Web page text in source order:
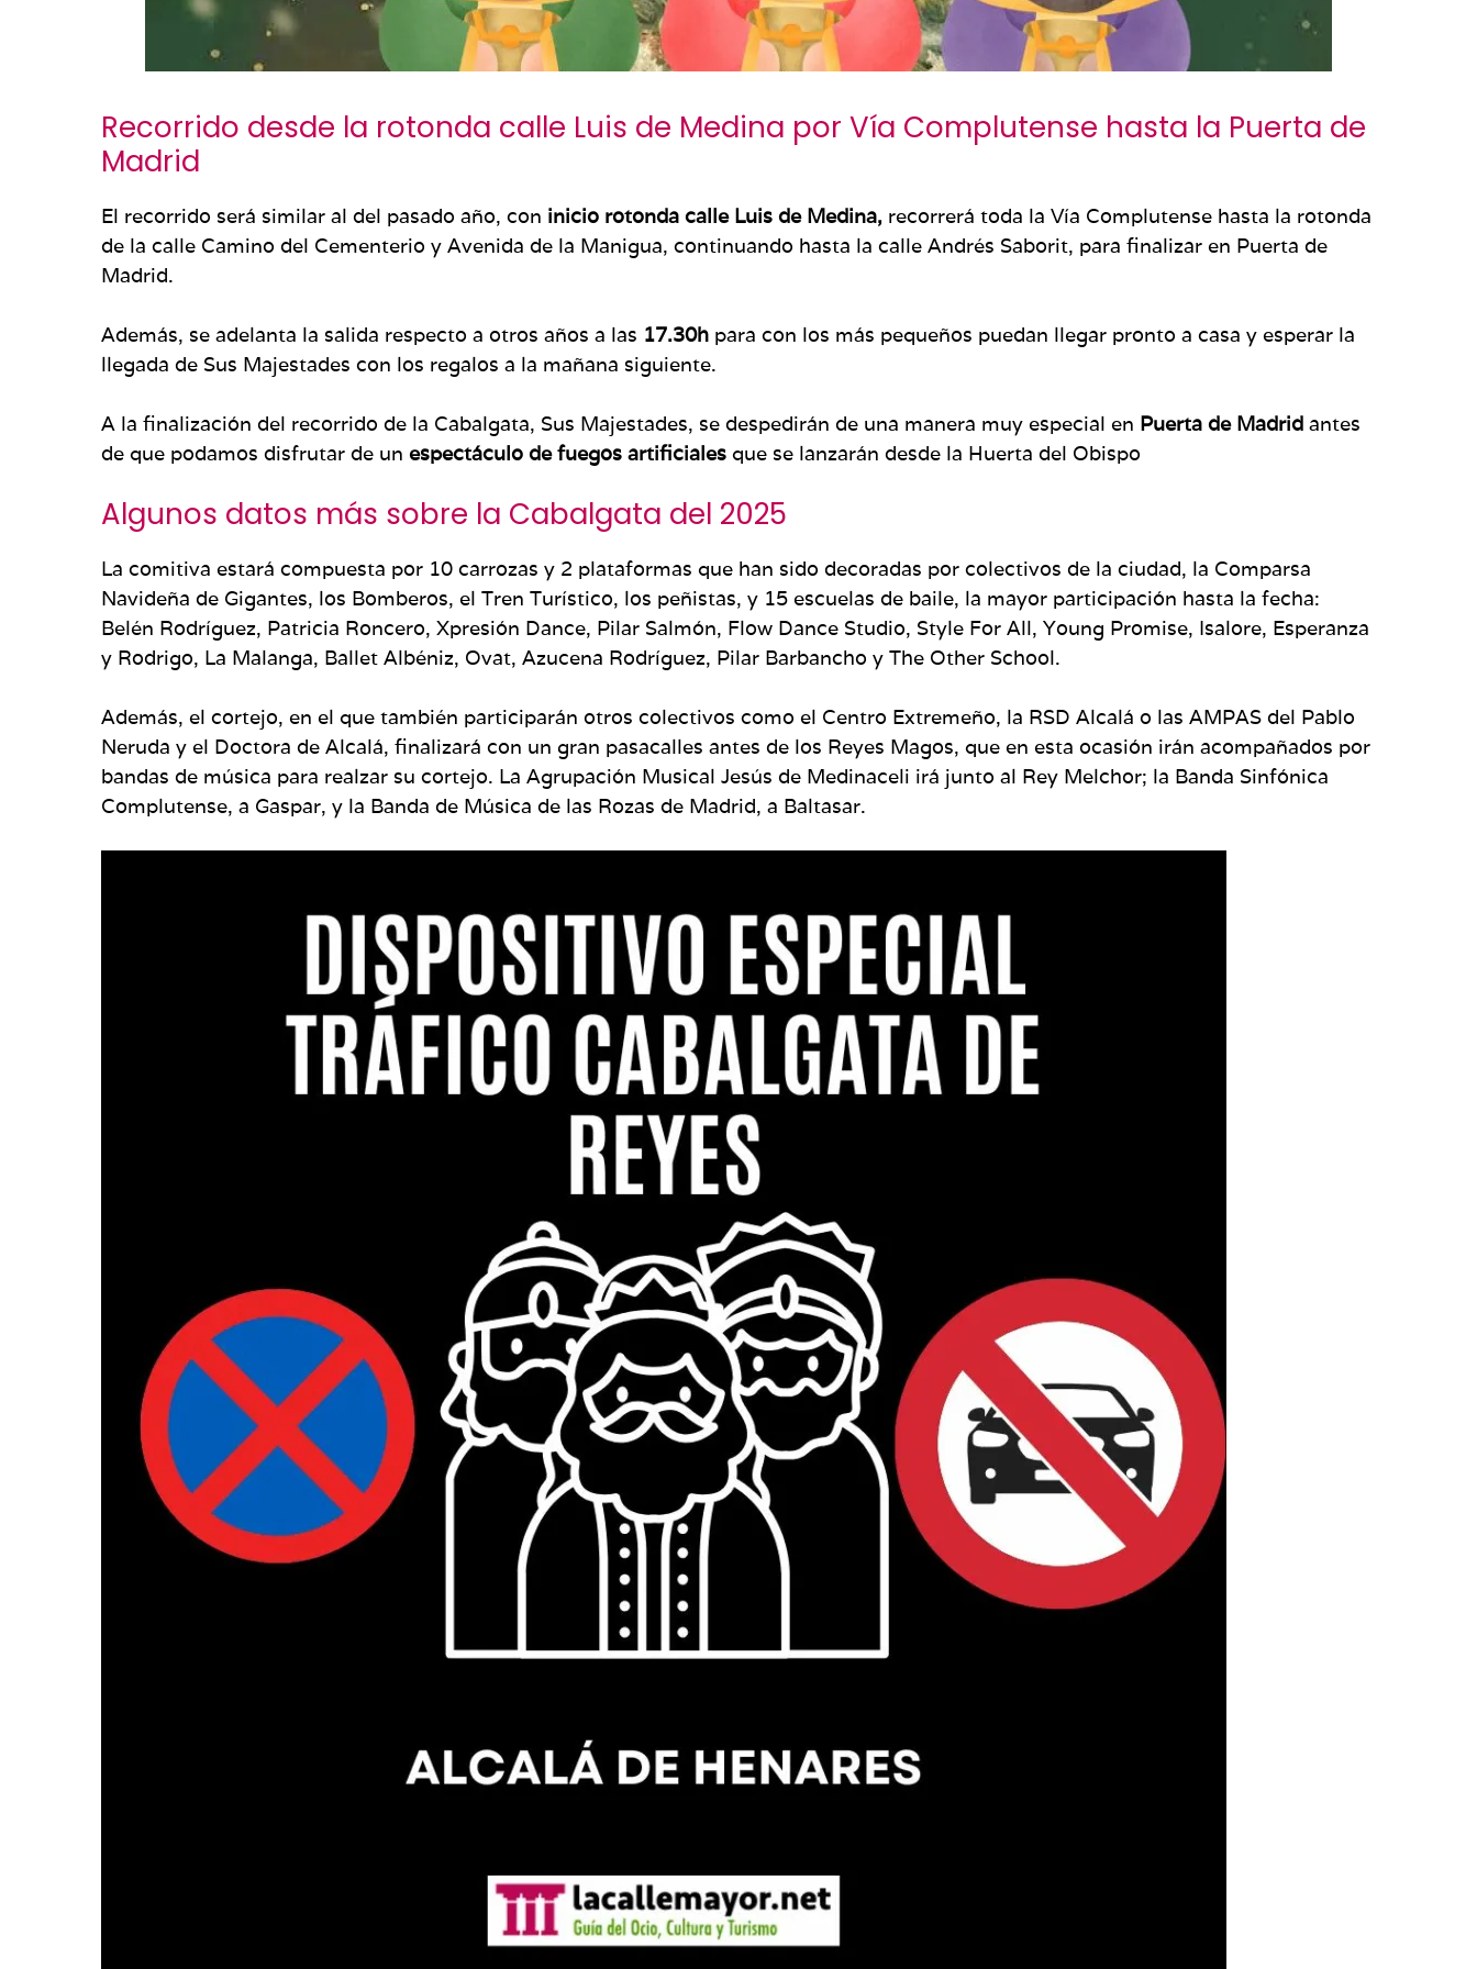
Recorrido desde la rotonda calle Luis de Medina por Vía Complutense hasta la Puerta de
Madrid
El recorrido será similar al del pasado año, con inicio rotonda calle Luis de Medina, recorrerá toda la Vía Complutense hasta la rotonda
de la calle Camino del Cementerio y Avenida de la Manigua, continuando hasta la calle Andrés Saborit, para finalizar en Puerta de
Madrid.
Además, se adelanta la salida respecto a otros años a las 17.30h para con los más pequeños puedan llegar pronto a casa y esperar la
llegada de Sus Majestades con los regalos a la mañana siguiente.
A la finalización del recorrido de la Cabalgata, Sus Majestades, se despedirán de una manera muy especial en Puerta de Madrid antes
de que podamos disfrutar de un espectáculo de fuegos artificiales que se lanzarán desde la Huerta del Obispo
Algunos datos más sobre la Cabalgata del 2025
La comitiva estará compuesta por 10 carrozas y 2 plataformas que han sido decoradas por colectivos de la ciudad, la Comparsa
Navideña de Gigantes, los Bomberos, el Tren Turístico, los peñistas, y 15 escuelas de baile, la mayor participación hasta la fecha:
Belén Rodríguez, Patricia Roncero, Xpresión Dance, Pilar Salmón, Flow Dance Studio, Style For All, Young Promise, Isalore, Esperanza
y Rodrigo, La Malanga, Ballet Albéniz, Ovat, Azucena Rodríguez, Pilar Barbancho y The Other School.
Además, el cortejo, en el que también participarán otros colectivos como el Centro Extremeño, la RSD Alcalá o las AMPAS del Pablo
Neruda y el Doctora de Alcalá, finalizará con un gran pasacalles antes de los Reyes Magos, que en esta ocasión irán acompañados por
bandas de música para realzar su cortejo. La Agrupación Musical Jesús de Medinaceli irá junto al Rey Melchor; la Banda Sinfónica
Complutense, a Gaspar, y la Banda de Música de las Rozas de Madrid, a Baltasar.